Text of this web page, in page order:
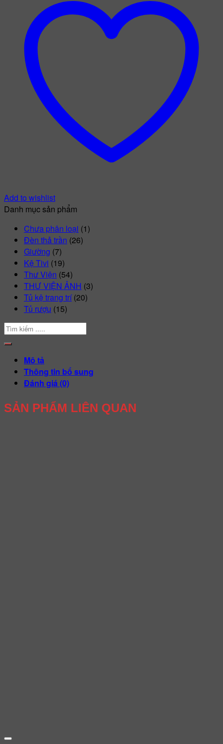
Add to wishlist
Danh mục sản phẩm
Chưa phân loại (1)
Đèn thả trần (26)
Giường (7)
Kệ Tivi (19)
Thư Viện (54)
THƯ VIỆN ẢNH (3)
Tủ kệ trang trí (20)
Tủ rượu (15)
Mô tả
Thông tin bổ sung
Đánh giá (0)
SẢN PHẨM LIÊN QUAN